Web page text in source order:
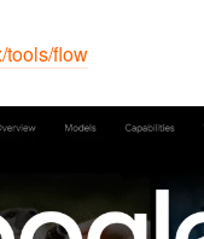
tools/flow